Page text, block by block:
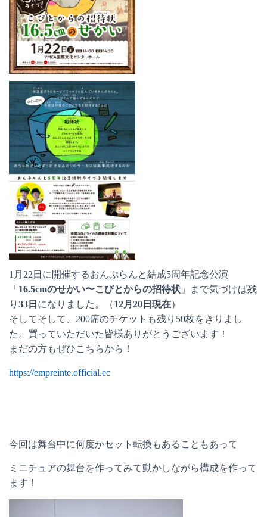
1月22日に開催するおんぷらんと結成5周年記念公演
「 16.5cmのせかい〜こびとからの招待状 」まで気づけば残
り 33日 になりました。（12月20日現在）
そしてそして、200席のチケットも残り50枚をきりまし
た。買っていただいた皆様ありがとうございます！
まだの方もぜひこちらから！
https://empreinte.official.ec
今回は舞台中に何度かセット転換もあることもあって
ミニチュアの舞台を作ってみて動かしながら構成を作って
ます！